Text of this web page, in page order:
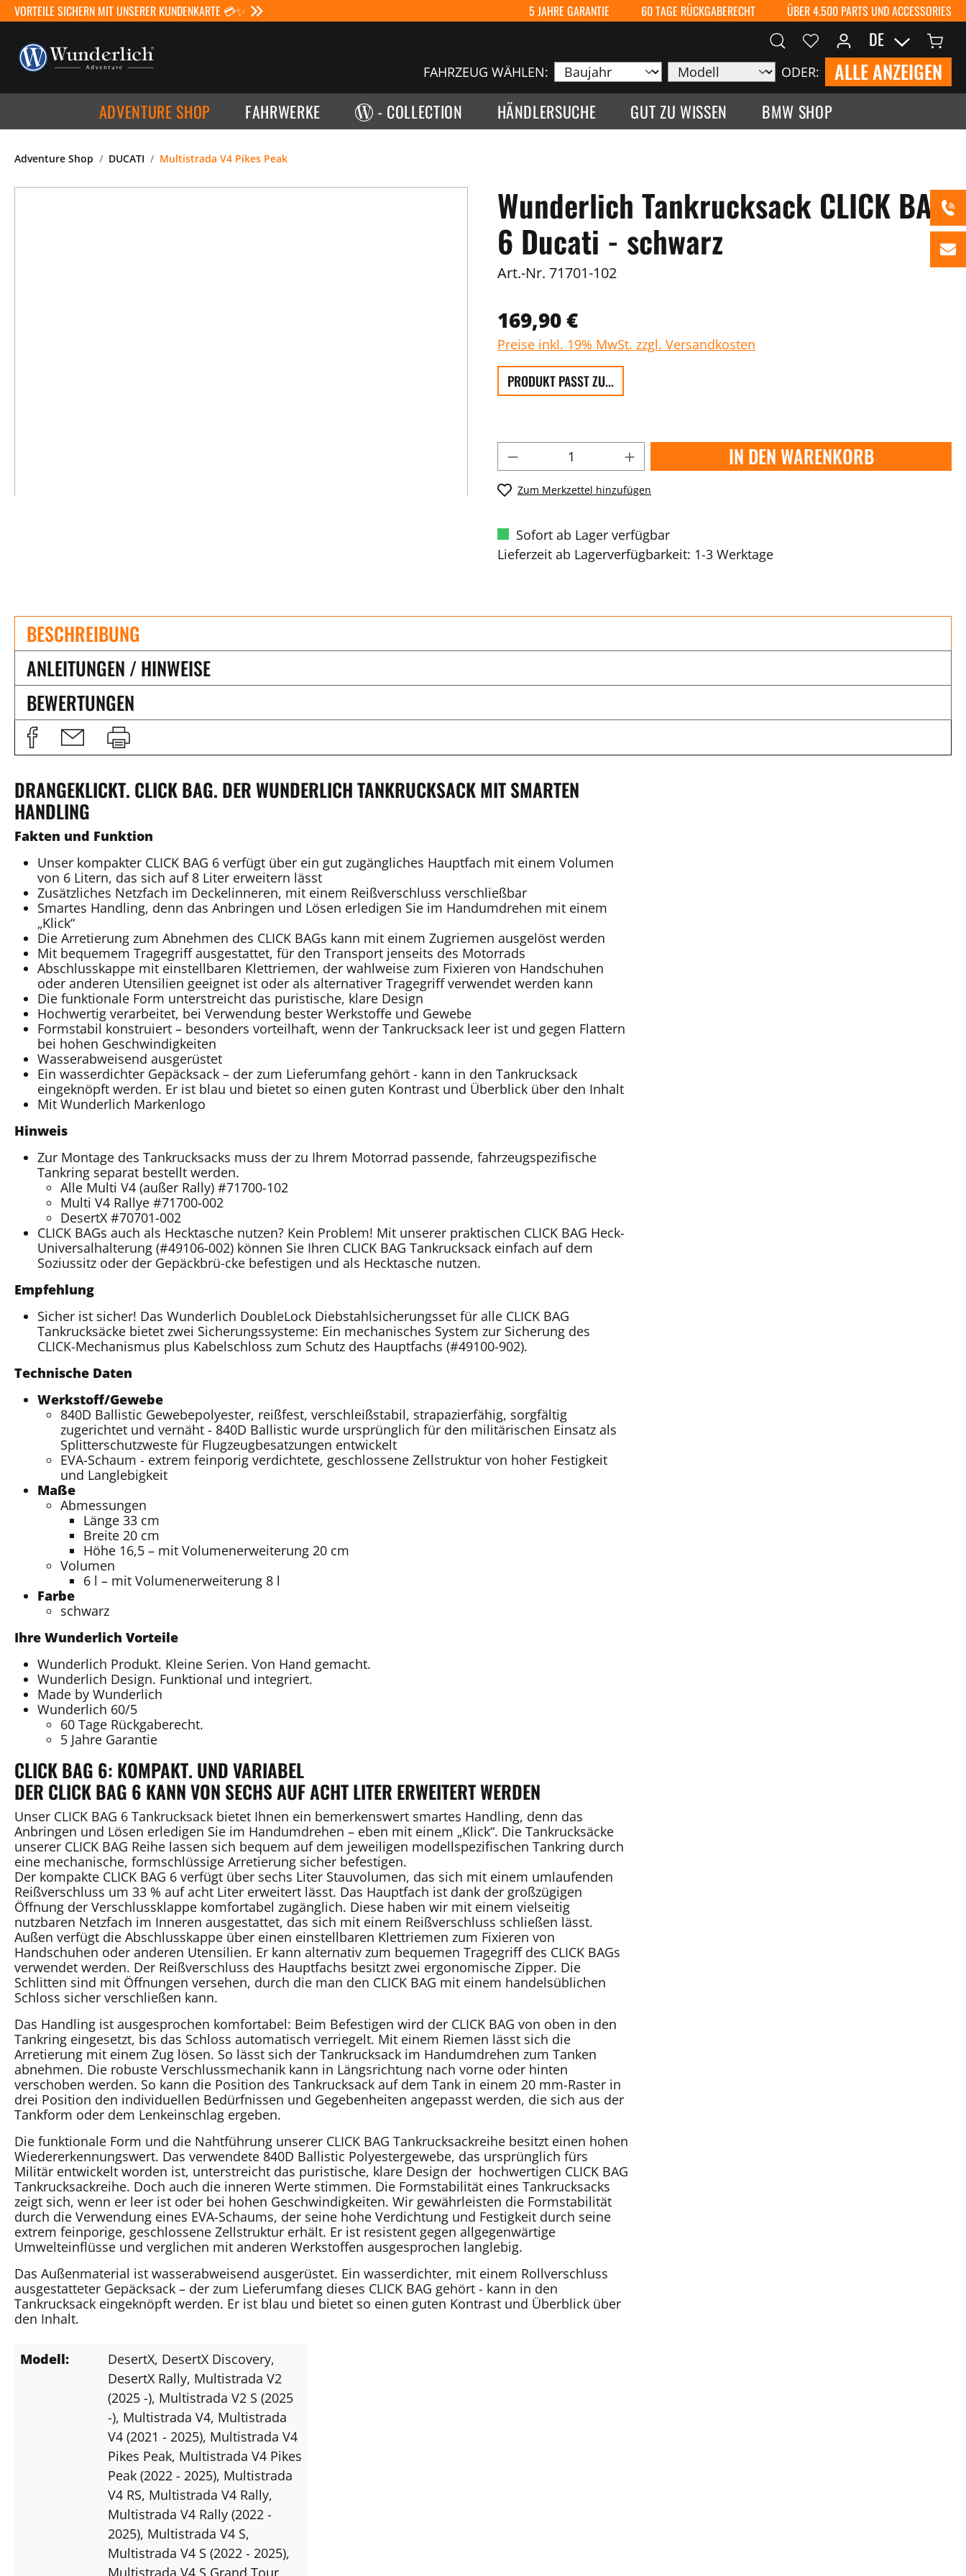
VORTEILE SICHERN MIT UNSERER KUNDENKARTE 💳✨ 5 JAHRE GARANTIE 60 TAGE RÜCKGABERECHT ÜBER 4.500 PARTS UND ACCESSORIES
FAHRZEUG WÄHLEN: ODER: ALLE ANZEIGEN
DE
ADVENTURE SHOP FAHRWERKE - COLLECTION HÄNDLERSUCHE GUT ZU WISSEN BMW SHOP
Adventure Shop DUCATI Multistrada V4 Pikes Peak
Wunderlich Tankrucksack CLICK BAG
6 Ducati - schwarz
Art.-Nr. 71701-102
169,90 €
Preise inkl. 19% MwSt. zzgl. Versandkosten
PRODUKT PASST ZU...
IN DEN WARENKORB
Zum Merkzettel hinzufügen
Sofort ab Lager verfügbar
Lieferzeit ab Lagerverfügbarkeit: 1-3 Werktage
BESCHREIBUNG
ANLEITUNGEN / HINWEISE
BEWERTUNGEN
DRANGEKLICKT. CLICK BAG. DER WUNDERLICH TANKRUCKSACK MIT SMARTEN
HANDLING
Fakten und Funktion
Unser kompakter CLICK BAG 6 verfügt über ein gut zugängliches Hauptfach mit einem Volumen
von 6 Litern, das sich auf 8 Liter erweitern lässt
Zusätzliches Netzfach im Deckelinneren, mit einem Reißverschluss verschließbar
Smartes Handling, denn das Anbringen und Lösen erledigen Sie im Handumdrehen mit einem
„Klick“
Die Arretierung zum Abnehmen des CLICK BAGs kann mit einem Zugriemen ausgelöst werden
Mit bequemem Tragegriff ausgestattet, für den Transport jenseits des Motorrads
Abschlusskappe mit einstellbaren Klettriemen, der wahlweise zum Fixieren von Handschuhen
oder anderen Utensilien geeignet ist oder als alternativer Tragegriff verwendet werden kann
Die funktionale Form unterstreicht das puristische, klare Design
Hochwertig verarbeitet, bei Verwendung bester Werkstoffe und Gewebe
Formstabil konstruiert – besonders vorteilhaft, wenn der Tankrucksack leer ist und gegen Flattern
bei hohen Geschwindigkeiten
Wasserabweisend ausgerüstet
Ein wasserdichter Gepäcksack – der zum Lieferumfang gehört - kann in den Tankrucksack
eingeknöpft werden. Er ist blau und bietet so einen guten Kontrast und Überblick über den Inhalt
Mit Wunderlich Markenlogo
Hinweis
Zur Montage des Tankrucksacks muss der zu Ihrem Motorrad passende, fahrzeugspezifische
Tankring separat bestellt werden.
Alle Multi V4 (außer Rally) #71700-102
Multi V4 Rallye #71700-002
DesertX #70701-002
CLICK BAGs auch als Hecktasche nutzen? Kein Problem! Mit unserer praktischen CLICK BAG Heck-
Universalhalterung (#49106-002) können Sie Ihren CLICK BAG Tankrucksack einfach auf dem
Soziussitz oder der Gepäckbrü-cke befestigen und als Hecktasche nutzen.
Empfehlung
Sicher ist sicher! Das Wunderlich DoubleLock Diebstahlsicherungsset für alle CLICK BAG
Tankrucksäcke bietet zwei Sicherungssysteme: Ein mechanisches System zur Sicherung des
CLICK-Mechanismus plus Kabelschloss zum Schutz des Hauptfachs (#49100-902).
Technische Daten
Werkstoff/Gewebe
840D Ballistic Gewebepolyester, reißfest, verschleißstabil, strapazierfähig, sorgfältig
zugerichtet und vernäht - 840D Ballistic wurde ursprünglich für den militärischen Einsatz als
Splitterschutzweste für Flugzeugbesatzungen entwickelt
EVA-Schaum - extrem feinporig verdichtete, geschlossene Zellstruktur von hoher Festigkeit
und Langlebigkeit
Maße
Abmessungen
Länge 33 cm
Breite 20 cm
Höhe 16,5 – mit Volumenerweiterung 20 cm
Volumen
6 l – mit Volumenerweiterung 8 l
Farbe
schwarz
Ihre Wunderlich Vorteile
Wunderlich Produkt. Kleine Serien. Von Hand gemacht.
Wunderlich Design. Funktional und integriert.
Made by Wunderlich
Wunderlich 60/5
60 Tage Rückgaberecht.
5 Jahre Garantie
CLICK BAG 6: KOMPAKT. UND VARIABEL
DER CLICK BAG 6 KANN VON SECHS AUF ACHT LITER ERWEITERT WERDEN
Unser CLICK BAG 6 Tankrucksack bietet Ihnen ein bemerkenswert smartes Handling, denn das
Anbringen und Lösen erledigen Sie im Handumdrehen – eben mit einem „Klick“. Die Tankrucksäcke
unserer CLICK BAG Reihe lassen sich bequem auf dem jeweiligen modellspezifischen Tankring durch
eine mechanische, formschlüssige Arretierung sicher befestigen.
Der kompakte CLICK BAG 6 verfügt über sechs Liter Stauvolumen, das sich mit einem umlaufenden
Reißverschluss um 33 % auf acht Liter erweitert lässt. Das Hauptfach ist dank der großzügigen
Öffnung der Verschlussklappe komfortabel zugänglich. Diese haben wir mit einem vielseitig
nutzbaren Netzfach im Inneren ausgestattet, das sich mit einem Reißverschluss schließen lässt.
Außen verfügt die Abschlusskappe über einen einstellbaren Klettriemen zum Fixieren von
Handschuhen oder anderen Utensilien. Er kann alternativ zum bequemen Tragegriff des CLICK BAGs
verwendet werden. Der Reißverschluss des Hauptfachs besitzt zwei ergonomische Zipper. Die
Schlitten sind mit Öffnungen versehen, durch die man den CLICK BAG mit einem handelsüblichen
Schloss sicher verschließen kann.
Das Handling ist ausgesprochen komfortabel: Beim Befestigen wird der CLICK BAG von oben in den
Tankring eingesetzt, bis das Schloss automatisch verriegelt. Mit einem Riemen lässt sich die
Arretierung mit einem Zug lösen. So lässt sich der Tankrucksack im Handumdrehen zum Tanken
abnehmen. Die robuste Verschlussmechanik kann in Längsrichtung nach vorne oder hinten
verschoben werden. So kann die Position des Tankrucksack auf dem Tank in einem 20 mm-Raster in
drei Position den individuellen Bedürfnissen und Gegebenheiten angepasst werden, die sich aus der
Tankform oder dem Lenkeinschlag ergeben.
Die funktionale Form und die Nahtführung unserer CLICK BAG Tankrucksackreihe besitzt einen hohen
Wiedererkennungswert. Das verwendete 840D Ballistic Polyestergewebe, das ursprünglich fürs
Militär entwickelt worden ist, unterstreicht das puristische, klare Design der hochwertigen CLICK BAG
Tankrucksackreihe. Doch auch die inneren Werte stimmen. Die Formstabilität eines Tankrucksacks
zeigt sich, wenn er leer ist oder bei hohen Geschwindigkeiten. Wir gewährleisten die Formstabilität
durch die Verwendung eines EVA-Schaums, der seine hohe Verdichtung und Festigkeit durch seine
extrem feinporige, geschlossene Zellstruktur erhält. Er ist resistent gegen allgegenwärtige
Umwelteinflüsse und verglichen mit anderen Werkstoffen ausgesprochen langlebig.
Das Außenmaterial ist wasserabweisend ausgerüstet. Ein wasserdichter, mit einem Rollverschluss
ausgestatteter Gepäcksack – der zum Lieferumfang dieses CLICK BAG gehört - kann in den
Tankrucksack eingeknöpft werden. Er ist blau und bietet so einen guten Kontrast und Überblick über
den Inhalt.
Modell: DesertX, DesertX Discovery,
DesertX Rally, Multistrada V2
(2025 -), Multistrada V2 S (2025
-), Multistrada V4, Multistrada
V4 (2021 - 2025), Multistrada V4
Pikes Peak, Multistrada V4 Pikes
Peak (2022 - 2025), Multistrada
V4 RS, Multistrada V4 Rally,
Multistrada V4 Rally (2022 -
2025), Multistrada V4 S,
Multistrada V4 S (2022 - 2025),
Multistrada V4 S Grand Tour